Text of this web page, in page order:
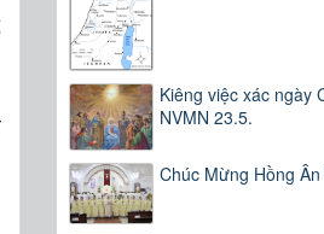
Kiêng việc xác ngày
NVMN 23.5.
Chúc Mừng Hồng